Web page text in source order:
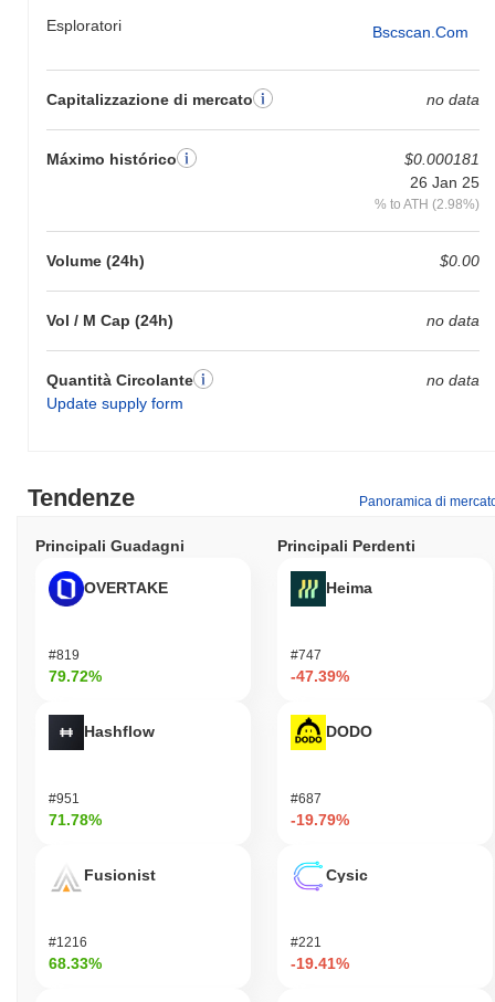
Esploratori Bscscan.com
Capitalizzazione di mercato no data
Máximo histórico
$0.000181
26 Jan 25
% to ATH (2.98%)
Volume (24h) $0.00
Vol / M Cap (24h) no data
Quantità Circolante
Update supply form
no data
Tendenze Panoramica di
Principali Guadagni
OVERTAKE
#819
79.72%
Hashflow
#951
71.78%
Fusionist
#1216
68.33%
Principali Perdenti
Heima
#747
-47.39%
DODO
#687
-19.79%
Cysic
#221
-19.41%